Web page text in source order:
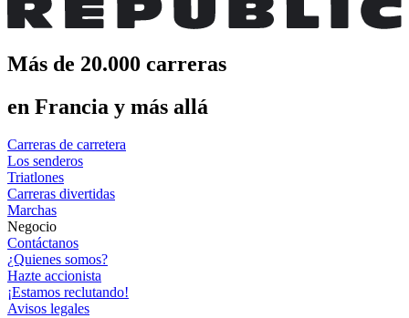
Más de 20.000 carreras
en Francia y más allá
Carreras de carretera
Los senderos
Triatlones
Carreras divertidas
Marchas
Negocio
Contáctanos
¿Quienes somos?
Hazte accionista
¡Estamos reclutando!
Avisos legales